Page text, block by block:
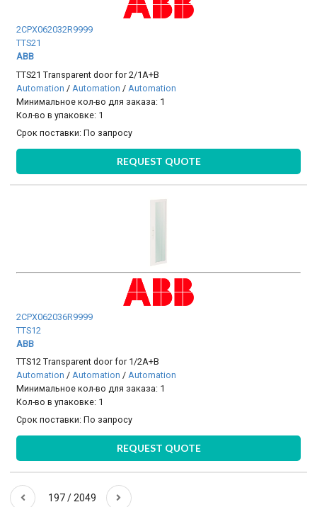
2CPX062032R9999
TTS21
ABB
TTS21 Transparent door for 2/1A+B
Automation / Automation / Automation
Минимальное кол-во для заказа: 1
Кол-во в упаковке: 1
Срок поставки:По запросу
REQUEST QUOTE
2CPX062036R9999
TTS12
ABB
TTS12 Transparent door for 1/2A+B
Automation /Automation /Automation
Минимальное кол-во для заказа: 1
Кол-во в упаковке: 1
Срок поставки:По запросу
REQUEST QUOTE
197 / 2049